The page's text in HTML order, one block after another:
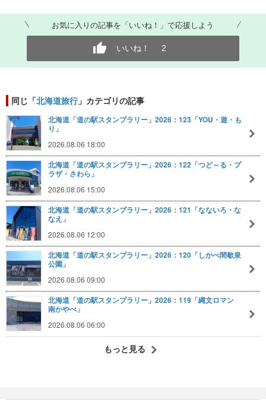
お気に入りの記事を「いいね！」で応援しよう
いいね！ 2
同じ「北海道旅行」カテゴリの記事
北海道「道の駅スタンプラリー」2026：123「YOU・遊・も
り」
2026.08.06 18:00
北海道「道の駅スタンプラリー」2026：122「つど～る・プ
ラザ・さわら」
2026.08.06 15:00
北海道「道の駅スタンプラリー」2026：121「なないろ・な
なえ」
2026.08.06 12:00
北海道「道の駅スタンプラリー」2026：120「しかべ間歇泉
公園」
2026.08.06 09:00
北海道「道の駅スタンプラリー」2026：119「縄文ロマン
南かやべ」
2026.08.06 06:00
もっと見る